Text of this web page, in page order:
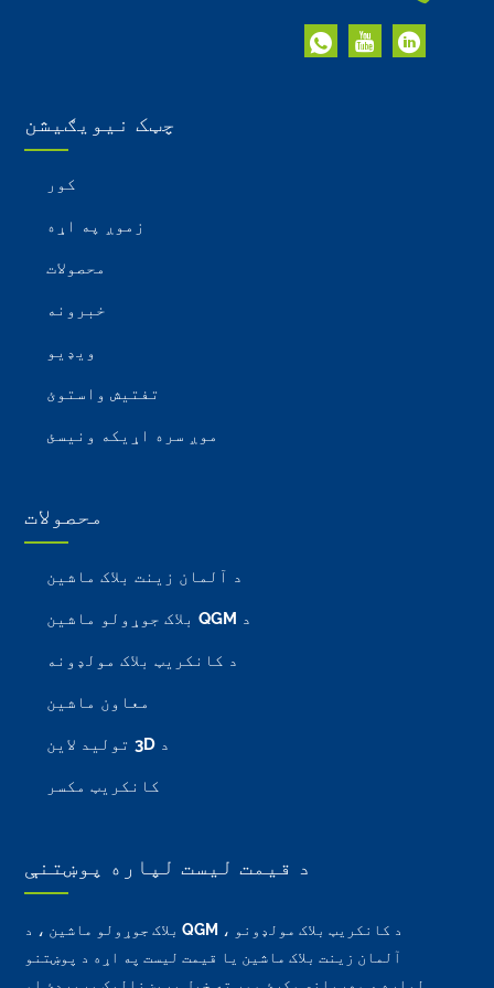
چټک نیویګیشن
کور
زموږ په اړه
محصولات
خبرونه
ویډیو
تفتیش واستوئ
موږ سره اړیکه ونیسئ
محصولات
د آلمان زینت بلاک ماشین
د QGM بلاک جوړولو ماشین
د کانکریټ بلاک مولډونه
معاون ماشین
د 3D تولید لاین
کانکریټ مکسر
د قیمت لیست لپاره پوښتنې
د کانکریټ بلاک مولډونو ، QGM بلاک جوړولو ماشین ، د
آلمان زینت بلاک ماشین یا قیمت لیست په اړه د پوښتنو
لپاره ، مهرباني وکړئ موږ ته خپل بریښنالیک پریږدئ او